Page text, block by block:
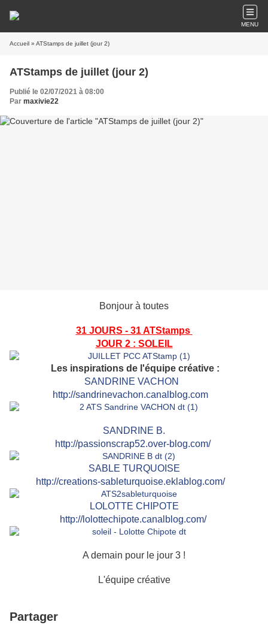
MENU
Accueil » ATStamps de juillet (jour 2)
ATStamps de juillet (jour 2)
Publié le 02/07/2021 à 08:00
Par maxivie22
Bonjour à toutes
31 JOURS - 31 ATStamps
JOUR 2 : SOLEIL
Les inspirations de l'équipe créative :
SANDRINE VACHON
http://sandrinevachon.canalblog.com
SAN DRINE B.
http://passionscrap52.over-blog.com/
SABLE TURQUOISE
http://creations-sableturquoise.eklablog.com/
LOLOTTE CHIPOTE
http://lolottechipote.canalblog.com/
A demain pour le jour 3 !
L'équipe créative
Partager